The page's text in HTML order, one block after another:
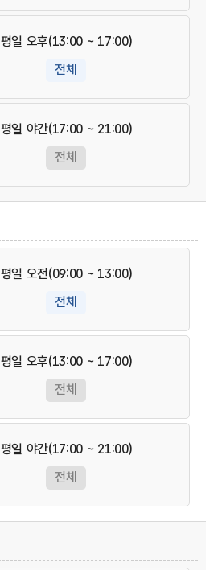
평일 오후(13:00 ~ 17:00)
전체
평일 야간(17:00 ~ 21:00)
전체
평일 오전(09:00 ~ 13:00)
전체
평일 오후(13:00 ~ 17:00)
전체
평일 야간(17:00 ~ 21:00)
전체